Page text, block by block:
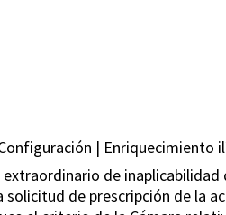
| Enriquecimiento
de
solicitud de prescripción de la